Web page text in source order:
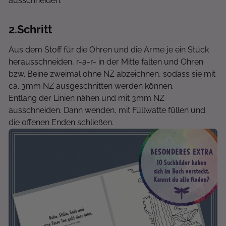
2.Schritt
Aus dem Stoff für die Ohren und die Arme je ein Stück
herausschneiden, r-a-r- in der Mitte falten und Ohren
bzw. Beine zweimal ohne NZ abzeichnen, sodass sie mit
ca. 3mm NZ ausgeschnitten werden können.
Entlang der Linien nähen und mit 3mm NZ
ausschneiden. Dann wenden, mit Füllwatte füllen und
die offenen Enden schließen.